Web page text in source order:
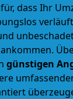
dass Ihr
günstigen